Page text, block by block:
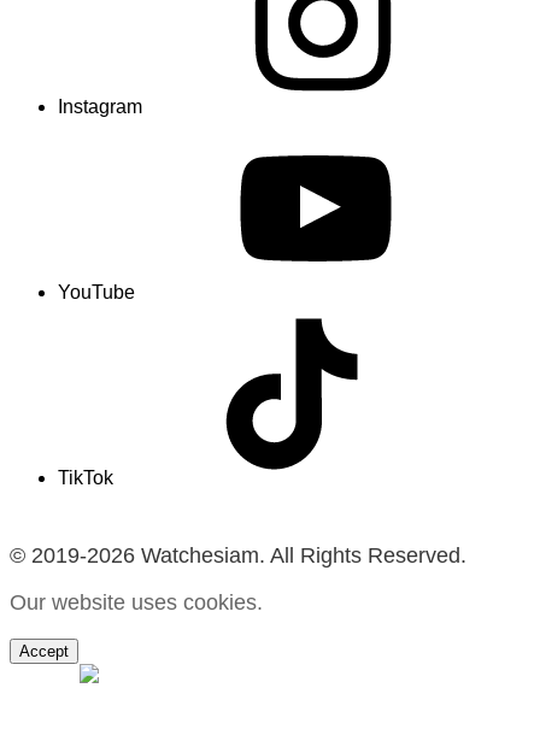
Instagram
YouTube
TikTok
© 2019-2026 Watchesiam. All Rights Reserved.
Our website uses cookies.
Accept